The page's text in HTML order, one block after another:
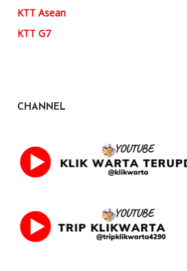
KTT Asean
KTT G7
CHANNEL